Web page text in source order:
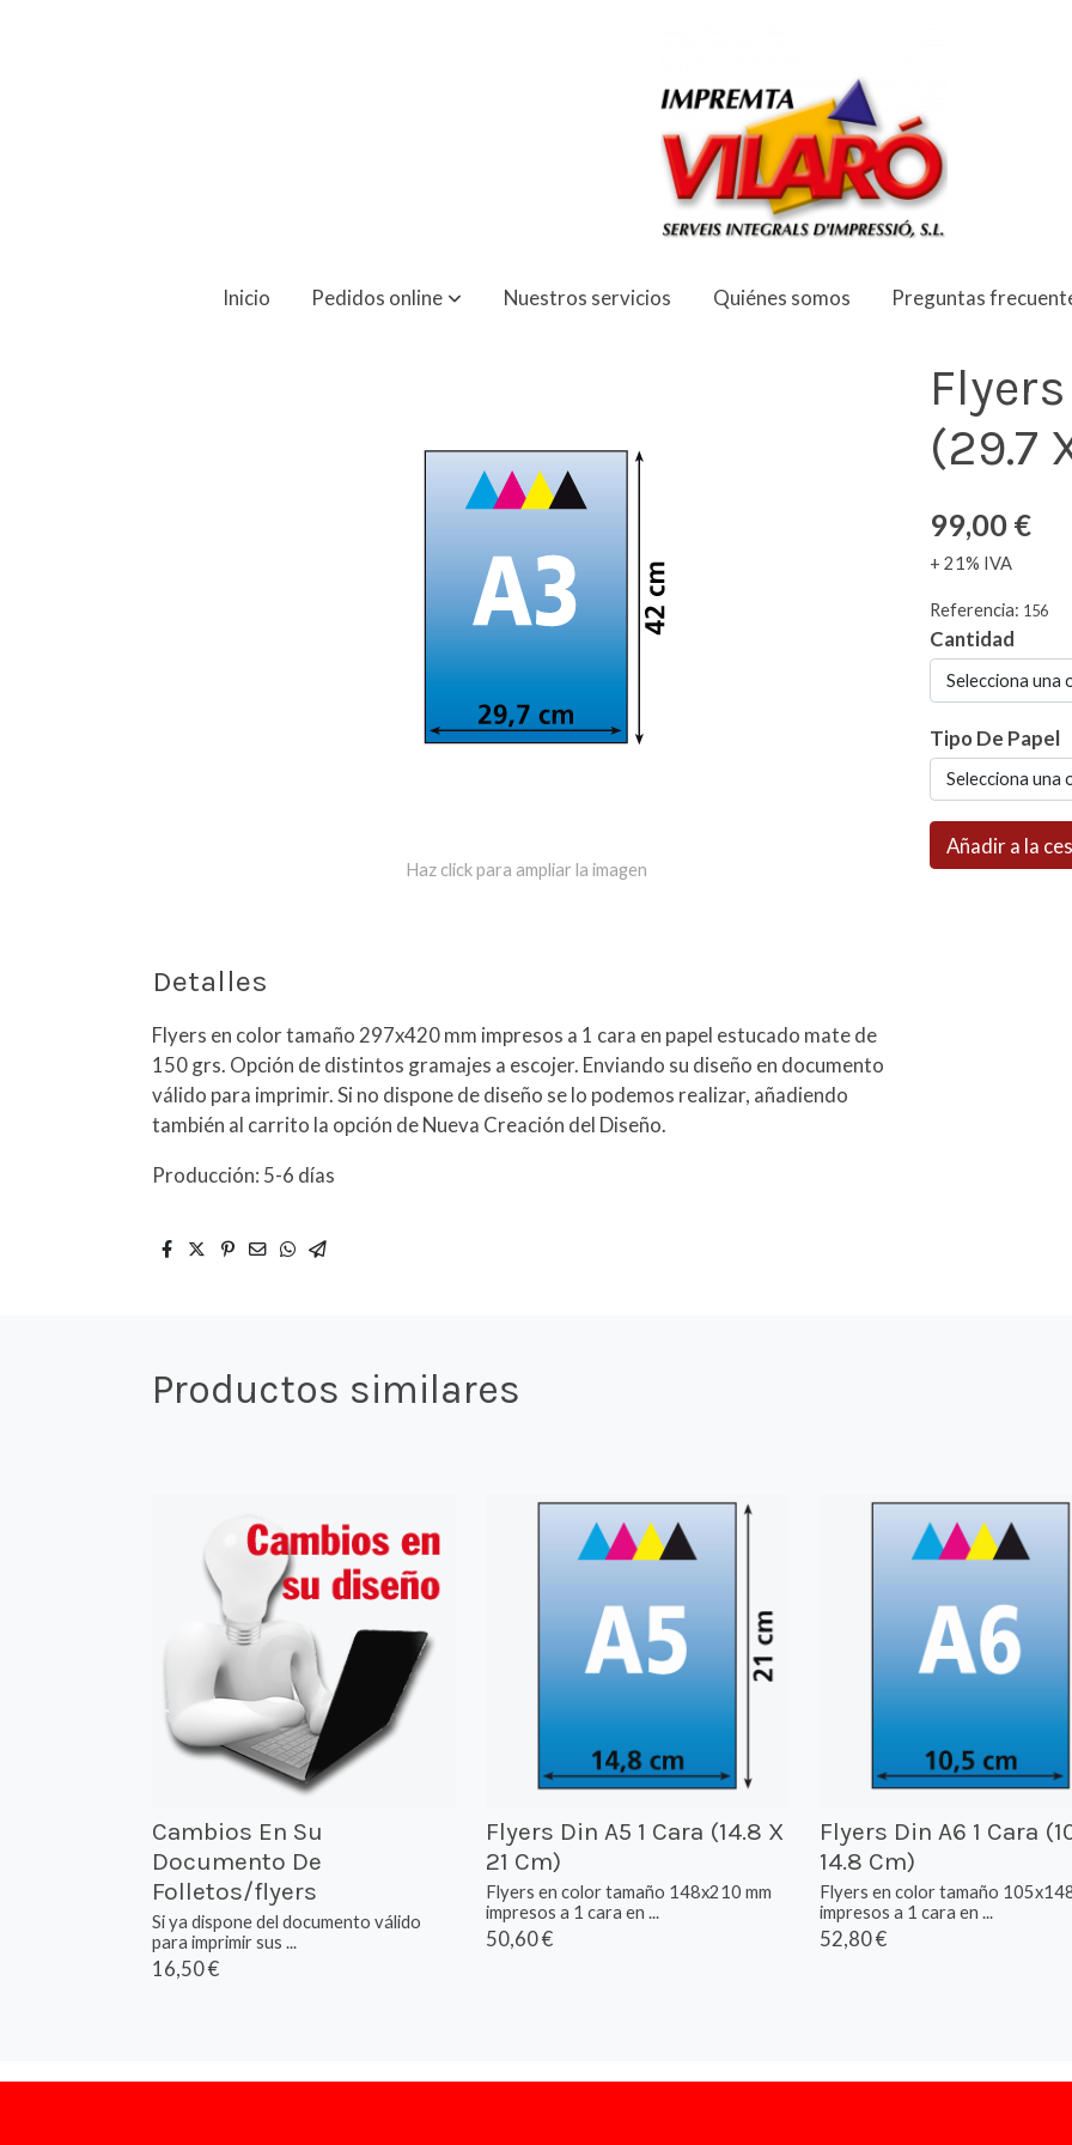
Inicio Pedidos online Nuestros servicios Quiénes somos Preguntas
Haz click para ampliar la imagen
Detalles
Flyers en color tamaño 297x420 mm impresos a 1 cara en papel estucado mate de
150 grs. Opción de distintos gramajes a escojer. Enviando su diseño en documento
válido para imprimir. Si no dispone de diseño se lo podemos realizar, añadiendo
también al carrito la opción de Nueva Creación del Diseño.
Producción: 5-6 días
(29.7
99,00 €
+ 21% IVA
Referencia: 156
Cantidad
Selecciona una
Tipo De Papel
Selecciona una
Añadir a la
Productos similares
Cambios En Su
Documento De
Folletos/flyers
Si ya dispone del documento válido
para imprimir sus ...
16,50 €
Flyers Din A5 1 Cara (14.8 X
21 Cm)
Flyers en color tamaño 148x210 mm
impresos a 1 cara en ...
50,60 €
Flyers Din A6 1 Cara
14.8 Cm)
Flyers en color tamaño
impresos a 1 cara en ...
52,80 €